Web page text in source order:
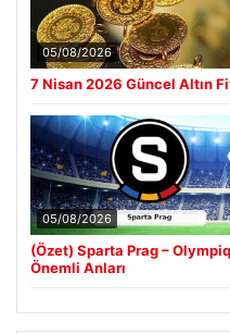
05/08/2026
7 Nisan 2026 Güncel Altın
05/08/2026
(Özet) Sparta Prag –
Önemli Anları